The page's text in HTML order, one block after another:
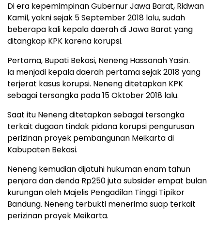
Di era kepemimpinan Gubernur Jawa Barat, Ridwan
Kamil, yakni sejak 5 September 2018 lalu, sudah
beberapa kali kepala daerah di Jawa Barat yang
ditangkap KPK karena korupsi.
Pertama, Bupati Bekasi, Neneng Hassanah Yasin.
Ia menjadi kepala daerah pertama sejak 2018 yang
terjerat kasus korupsi. Neneng ditetapkan KPK
sebagai tersangka pada 15 Oktober 2018 lalu.
Saat itu Neneng ditetapkan sebagai tersangka
terkait dugaan tindak pidana korupsi pengurusan
perizinan proyek pembangunan Meikarta di
Kabupaten Bekasi.
Neneng kemudian dijatuhi hukuman enam tahun
penjara dan denda Rp250 juta subsider empat bulan
kurungan oleh Majelis Pengadilan Tinggi Tipikor
Bandung. Neneng terbukti menerima suap terkait
perizinan proyek Meikarta.